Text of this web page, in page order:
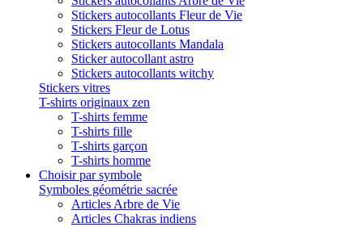
Stickers autocollants Fleur de Vie
Stickers Fleur de Lotus
Stickers autocollants Mandala
Sticker autocollant astro
Stickers autocollants witchy
Stickers vitres
T-shirts originaux zen
T-shirts femme
T-shirts fille
T-shirts garçon
T-shirts homme
Choisir par symbole
Symboles géométrie sacrée
Articles Arbre de Vie
Articles Chakras indiens